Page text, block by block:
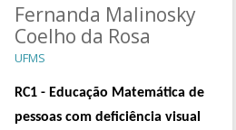
Fernanda Malinosky
Coelho da Rosa
UFMS
RC1 - Educação Matemática de
pessoas com deficiência visual